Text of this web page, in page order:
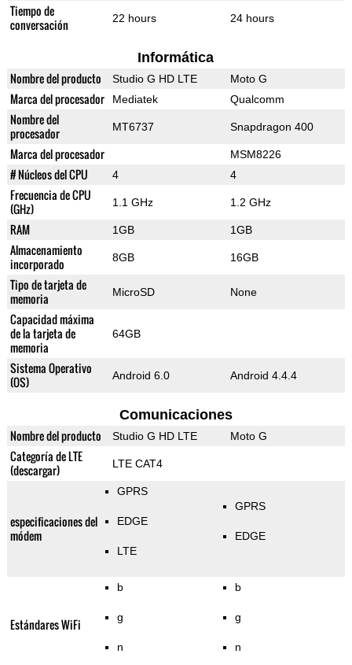
Tiempo de
conversación
22 hours 24 hours
Informática
Nombre del producto Studio G HD LTE Moto G
Marca del procesador Mediatek Qualcomm
Nombre del
procesador
MT6737 Snapdragon 400
Marca del procesador MSM8226
# Núcleos del CPU 4 4
Frecuencia de CPU
(GHz)
1.1 GHz 1.2 GHz
RAM 1GB 1GB
Almacenamiento
incorporado
8GB 16GB
Tipo de tarjeta de
memoria
MicroSD None
Capacidad máxima
de la tarjeta de
memoria
64GB
Sistema Operativo
(OS)
Android 6.0 Android 4.4.4
Comunicaciones
Nombre del producto Studio G HD LTE Moto G
Categoría de LTE
(descargar)
LTE CAT4
especificaciones del
módem
GPRS
EDGE
LTE
GPRS
EDGE
Estándares WiFi
b
g
n
b
g
n